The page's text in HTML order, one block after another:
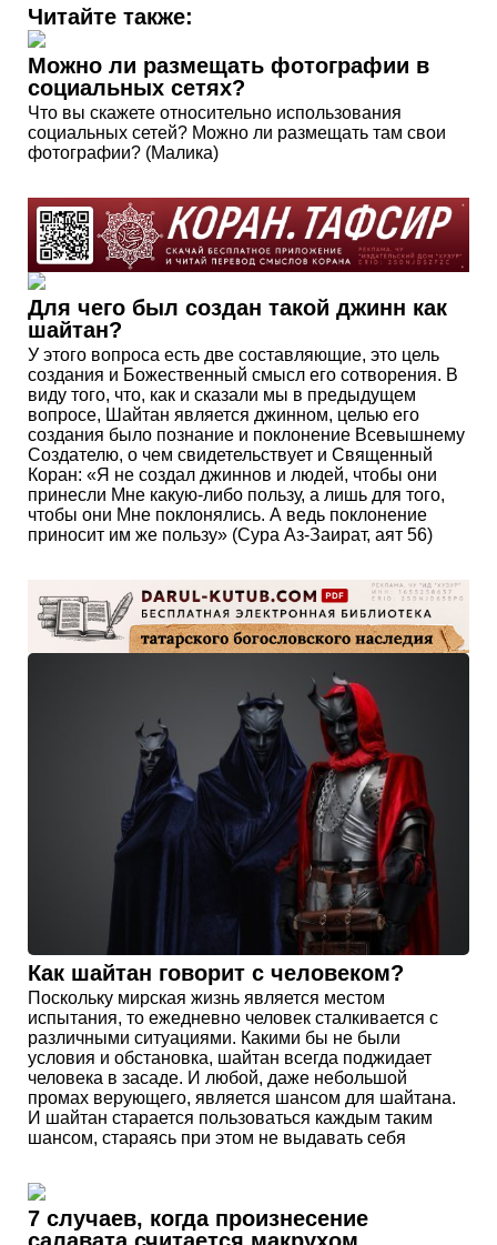
Читайте также:
Можно ли размещать фотографии в
социальных сетях?
Что вы скажете относительно использования
социальных сетей? Можно ли размещать там свои
фотографии? (Малика)
Для чего был создан такой джинн как
шайтан?
У этого вопроса есть две составляющие, это цель
создания и Божественный смысл его сотворения. В
виду того, что, как и сказали мы в предыдущем
вопросе, Шайтан является джинном, целью его
создания было познание и поклонение Всевышнему
Создателю, о чем свидетельствует и Священный
Коран: «Я не создал джиннов и людей, чтобы они
принесли Мне какую-либо пользу, а лишь для того,
чтобы они Мне поклонялись. А ведь поклонение
приносит им же пользу» (Сура Аз-Заират, аят 56)
Как шайтан говорит с человеком?
Поскольку мирская жизнь является местом
испытания, то ежедневно человек сталкивается с
различными ситуациями. Какими бы не были
условия и обстановка, шайтан всегда поджидает
человека в засаде. И любой, даже небольшой
промах верующего, является шансом для шайтана.
И шайтан старается пользоваться каждым таким
шансом, стараясь при этом не выдавать себя
7 случаев, когда произнесение